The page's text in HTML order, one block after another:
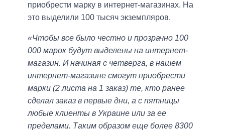
приобрести марку в интернет-магазинах. На
это выделили 100 тысяч экземпляров.
«Чтобы все было честно и прозрачно 100
000 марок будут выделены на интернет-
магазин. И начиная с четверга, в нашем
интернет-магазине смогут приобрести
марки (2 листа на 1 заказ) те, кто ранее
сделал заказ в первые дни, а с пятницы
любые клиенты в Украине или за ее
пределами. Таким образом еще более 8300